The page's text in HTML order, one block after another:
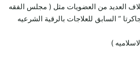
العديد من العضويات مثل ( مجلس الفقه
” السابق للعلاجات بالرقية الشرعيه
)